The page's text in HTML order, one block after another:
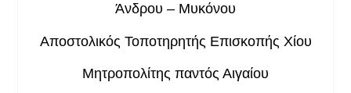
Άνδρου – Μυκόνου
Αποστολικός Τοποτηρητής Επισκοπής Χίου
Μητροπολίτης παντός Αιγαίου